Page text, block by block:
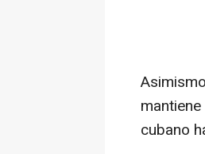
cubano